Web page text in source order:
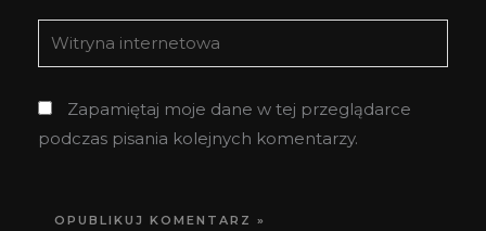
Witryna
internetowa
Zapamiętaj moje dane w tej przeglądarce
podczas pisania kolejnych komentarzy.